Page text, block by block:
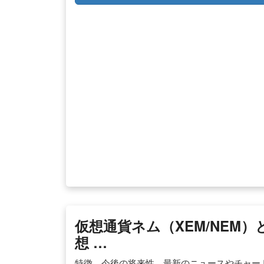
仮想通貨ネム（XEM/NEM）
想 …